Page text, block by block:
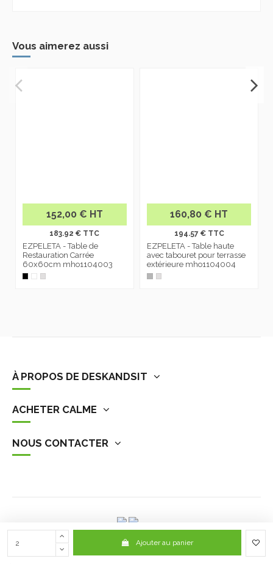
Ajouter au panier
Vous aimerez aussi
152,00 € HT
183.92 € TTC
EZPELETA - Table de
Restauration Carrée
60x60cm mho1104003
160,80 € HT
194.57 € TTC
EZPELETA - Table haute
avec tabouret pour terrasse
extérieure mho1104004
À PROPOS DE DESKANDSIT
ACHETER CALME
NOUS CONTACTER